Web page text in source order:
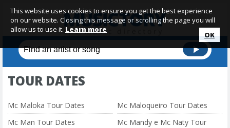
TOUR DATES
Mc Maloka Tour Dates
Mc Maloqueiro Tour Dates
Mc Man Tour Dates
Mc Mandy e Mc Naty Tour
This website uses cookies to ensure you get the best experience
on our website. Closing this message or scrolling the page you will
allow us to use it. Learn more
OK